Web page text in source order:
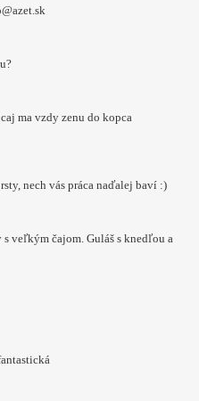
ma vzdy zenu do kopca
nech vás práca naďalej baví :)
s veľkým čajom. Guláš s knedľou a